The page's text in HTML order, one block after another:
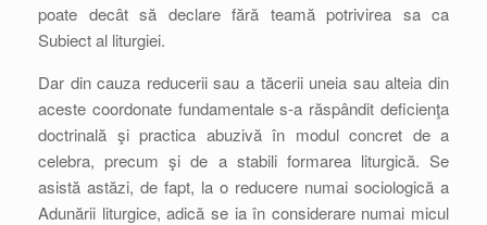
poate decât să declare fără teamă potrivirea sa ca
Subiect al liturgiei.
Dar din cauza reducerii sau a tăcerii uneia sau alteia din
aceste coordonate fundamentale s-a răspândit deficienţa
doctrinală şi practica abuzivă în modul concret de a
celebra, precum şi de a stabili formarea liturgică. Se
asistă astăzi, de fapt, la o reducere numai sociologică a
Adunării liturgice, adică se ia în considerare numai micul